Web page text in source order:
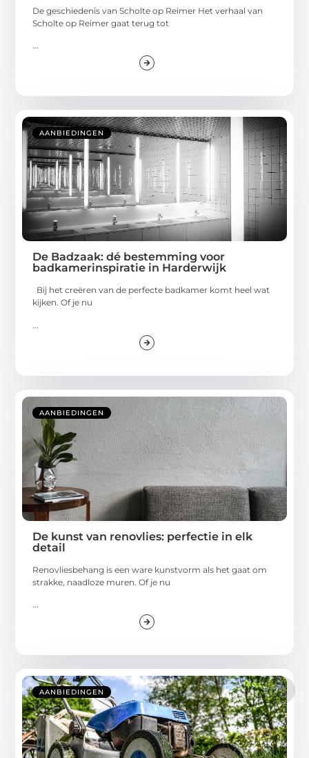
De geschiedenis van Scholte op Reimer Het verhaal van
Scholte op Reimer gaat terug tot
...
AANBIEDINGEN
De Badzaak: dé bestemming voor
badkamerinspiratie in Harderwijk
Bij het creëren van de perfecte badkamer komt heel wat
kijken. Of je nu
AANBIEDINGEN
De kunst van renovlies: perfectie in elk
detail
Renovliesbehang is een ware kunstvorm als het gaat om
strakke, naadloze muren. Of je nu
...
AANBIEDINGEN